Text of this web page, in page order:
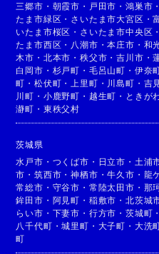
三郷市 ・ 朝霞市 ・ 戸田市 ・鴻巣市
たま市緑区 ・ さいたま市大宮区 ・
いたま市桜区 ・ さいたま市中央区
たま市西区 ・ 八潮市 ・本庄市 ・ 和
木市 ・ 北本市 ・秩父市 ・吉川市 ・
白岡市 ・ 杉戸町 ・ 毛呂山町 ・ 伊奈
町 ・松伏町 ・ 上里町 ・ 川島町 ・ 吉
川町 ・ 小鹿野町 ・ 越生町 ・ ときが
瀞町 ・ 東秩父村
茨城県
水戸市 ・ つくば市 ・ 日立市 ・ 土浦
市 ・筑西市 ・神栖市 ・牛久市 ・ 龍
常総市 ・ 守谷市 ・ 常陸太田市 ・ 那
鉾田市 ・ 阿見町 ・ 稲敷市 ・北茨城
らい市 ・ 下妻市 ・ 行方市 ・茨城町
八千代町 ・城里町 ・ 大子町 ・ 大洗
町